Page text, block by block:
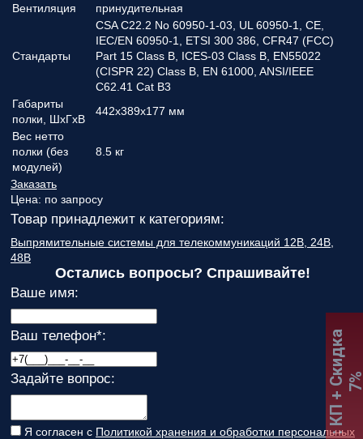
Вентиляция
принудительная
Стандарты
CSA C22.2 No 60950-1-03, UL 60950-1, CE,
IEC/EN 60950-1, ETSI 300 386, CFR47 (FCC)
Part 15 Class B, ICES-03 Class B, EN55022
(CISPR 22) Class B, EN 61000, ANSI/IEEE
C62.41 Cat B3
Габариты
полки, ШхГхВ
442х389х177 мм
Вес нетто
полки (без
модулей)
8.5 кг
Заказать
Цена: по запросу
Товар принадлежит к категориям:
Выпрямительные системы для телекоммуникаций 12В, 24В,
48В
Остались вопросы? Спрашивайте!
Ваше имя:
Ваш телефон*:
Задайте вопрос:
Я согласен с Политикой хранения и обработки персональных
:
К
П
+
С
к
и
д
к
а
7